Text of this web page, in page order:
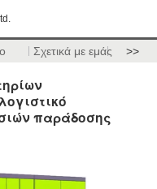
Σχετικά με εμάς >>
παράδοσης